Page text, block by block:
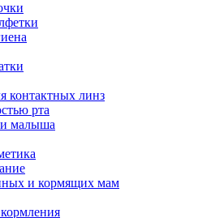
контактных линз
рта
малыша
и кормящих мам